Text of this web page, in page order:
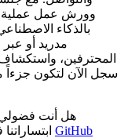
وورش عمل
بالذكاء
مدريد أو
المحترفين،
هل أنت
GitHub